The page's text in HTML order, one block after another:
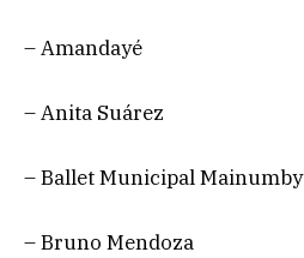
– Amandayé
– Anita Suárez
– Ballet Municipal Mainumby
– Bruno Mendoza